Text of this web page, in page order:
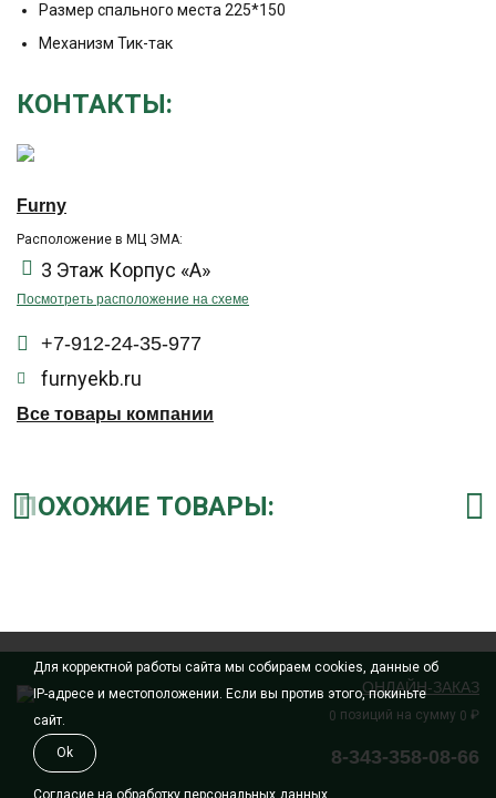
Размер спального места 225*150
Механизм Тик-так
КОНТАКТЫ:
Furny
Расположение в МЦ ЭМА:
3 Этаж Корпус «А»
Посмотреть расположение на схеме
+7-912-24-35-977
furnyekb.ru
Все товары компании
ПОХОЖИЕ ТОВАРЫ:
ОНЛАЙН-ЗАКАЗ
0 позиций на сумму 0 ₽
8-343-358-08-66
Для корректной работы сайта мы собираем cookies, данные об
IP-адресе и местоположении. Если вы против этого, покиньте
сайт.
Ok
Согласие на обработку персональных данных.